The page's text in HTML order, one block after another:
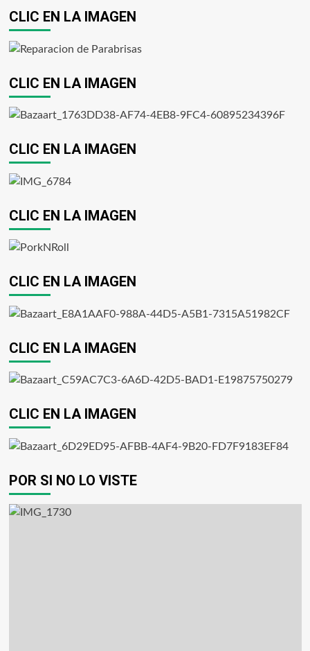
CLIC EN LA IMAGEN
CLIC EN LA IMAGEN
CLIC EN LA IMAGEN
CLIC EN LA IMAGEN
CLIC EN LA IMAGEN
CLIC EN LA IMAGEN
CLIC EN LA IMAGEN
POR SI NO LO VISTE